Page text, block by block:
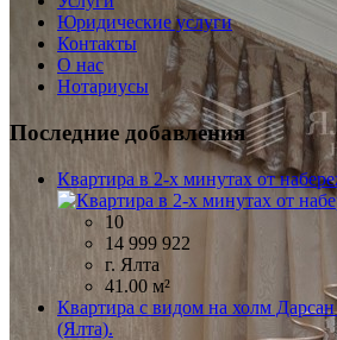
Юридические услуги
Контакты
О нас
Нотариусы
Последние добавления
Квартира в 2-х минутах от
10
14 999 922
г. Ялта
41.00 м²
Квартира с видом на холм
(Ялта).